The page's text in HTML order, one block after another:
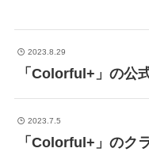
2023.8.29
「Colorful+」の公
2023.7.5
「Colorful+」のク